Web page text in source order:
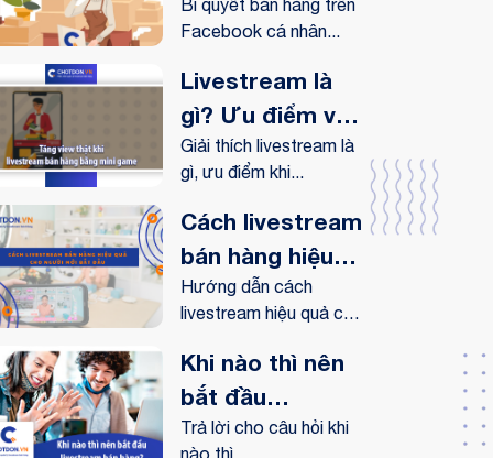
Facebook cá
nhân hiệu quả
Bí quyết bán hàng trên
Facebook cá nhân...
Livestream là
gì? Ưu điểm và
lợi ích
livestream
mang lại như
thế nào?
Giải thích livestream là
gì, ưu điểm khi...
Cách livestream
bán hàng hiệu
quả cho người
mới bắt đầu
Hướng dẫn cách
livestream hiệu quả cho
Khi nào thì nên
bắt đầu
livestream bán
Trả lời cho câu hỏi khi
nào thì...